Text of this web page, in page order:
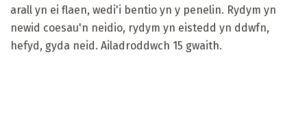
arall yn ei flaen, wedi'i bentio yn y penelin. Rydym yn
newid coesau'n neidio, rydym yn eistedd yn ddwfn,
hefyd, gyda neid. Ailadroddwch 15 gwaith.